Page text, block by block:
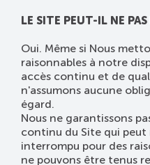
LE SITE PEUT-IL NE
Oui. Même si Nous
raisonnables à notre
accès continu et de
n'assumons aucune
égard.
Nous ne garantissons
continu du Site qui
interrompu pour des
ne pouvons être tenus